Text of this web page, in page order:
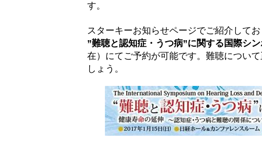
す。
スターキーお知らせページでご紹介してお
”難聴と認知症・うつ病”に関する国際シ
在）にてご予約が可能です。難聴につい
しょう。